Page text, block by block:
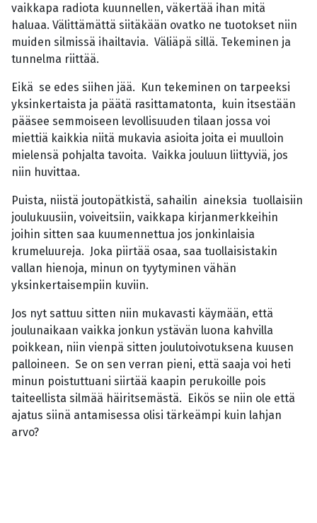
vaikkapa radiota kuunnellen, väkertää ihan mitä
haluaa. Välittämättä siitäkään ovatko ne tuotokset niin
muiden silmissä ihailtavia. Väliäpä sillä. Tekeminen ja
tunnelma riittää.
Eikä se edes siihen jää. Kun tekeminen on tarpeeksi
yksinkertaista ja päätä rasittamatonta, kuin itsestään
pääsee semmoiseen levollisuuden tilaan jossa voi
miettiä kaikkia niitä mukavia asioita joita ei muulloin
mielensä pohjalta tavoita. Vaikka jouluun liittyviä, jos
niin huvittaa.
Puista, niistä joutopätkistä, sahailin aineksia tuollaisiin
joulukuusiin, voiveitsiin, vaikkapa kirjanmerkkeihin
joihin sitten saa kuumennettua jos jonkinlaisia
krumeluureja. Joka piirtää osaa, saa tuollaisistakin
vallan hienoja, minun on tyytyminen vähän
yksinkertaisempiin kuviin.
Jos nyt sattuu sitten niin mukavasti käymään, että
joulunaikaan vaikka jonkun ystävän luona kahvilla
poikkean, niin vienpä sitten joulutoivotuksena kuusen
palloineen. Se on sen verran pieni, että saaja voi heti
minun poistuttuani siirtää kaapin perukoille pois
taiteellista silmää häiritsemästä. Eikös se niin ole että
ajatus siinä antamisessa olisi tärkeämpi kuin lahjan
arvo?